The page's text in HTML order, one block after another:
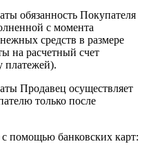
обязанность Покупателя
с момента
средств в размере
на расчетный счет
платежей).
Продавец осуществляет
только после
помощью банковских карт: